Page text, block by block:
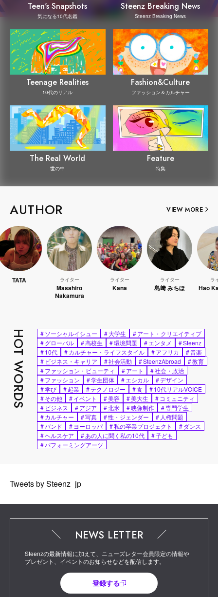
Teen's Snapshots
気になる10代名鑑
Steenz Breaking News
Steenz Breaking News
Teenage Realities
10代のリアル
Fashion&Culture
ファッション＆カルチャー
The Real World
世の中
Feature
特集
AUTHOR VIEW MORE
Masahiro
Nakamura
島﨑 みちほ Hao
HOT WORDS #ソーシャルイシュー #大学生 #アート・クリエイティブ
#グローバル #高校生 #環境問題 #エンタメ #Steenz
#10代 #カルチャー・ライフスタイル #アフリカ #音楽
# ビジネス・キャリア #社会活動 #SteenzAbroad #教育
#ファッション・ビューティ #アート #社会・政治
#ファッション #学生団体 #エシカル #デザイン
#学び #起業 #テクノロジー #食 #10代リアルVOICE
#その他 #イベント #美容 #美大生 # コミュニティ
# ビジネス #アジア #北米 #映像制作 #専門学生
#カルチャー #写真 #性・ジェンダー # 人権問題
#バンド #ヨーロッパ #私の卒業プロジェクト #ダンス
#ヘルスケア #あの人に聞く私の10代 #子ども
#パフォーミングアーツ
Tweets by Steenz_jp
NEWS LETTER
Steenzの最新情報に加えて、ニューズレター会員限定の情報や
プレゼント、イベントのお知らせなどを配信します。
登録する